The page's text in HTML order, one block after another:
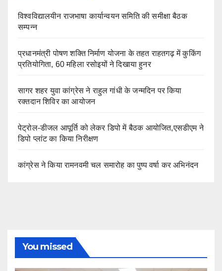
विश्वविद्यालयीन राजभाषा कार्यान्वयन समिति की समीक्षा बैठक
सम्पन्न
प्रधानमंत्री पोषण शक्ति निर्माण योजना के तहत राहतगढ़ में कुकिंग
प्रतियोगिता, 60 महिला रसोइयों ने दिखाया हुनर
सागर शहर युवा कांग्रेस ने राहुल गांधी के जन्मदिन पर किया
रक्तदान शिविर का आयोजन
पेट्रोल-डीजल आपूर्ति को लेकर डिपो में बैठक आयोजित,एसडीएम ने
डिपो प्लांट का किया निरीक्षण
कांग्रेस ने किया रामनवमी चल समारोह का पुष्प वर्षा कर अभिनंदन
You missed